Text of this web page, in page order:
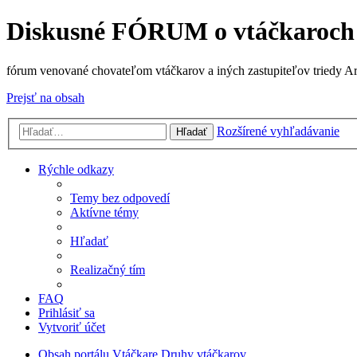
Diskusné FÓRUM o vtáčkaroch
fórum venované chovateľom vtáčkarov a iných zastupiteľov triedy
Prejsť na obsah
Hľadať Rozšírené vyhľadávanie
Rýchle odkazy
Temy bez odpovedí
Aktívne témy
Hľadať
Realizačný tím
FAQ
Prihlásiť sa
Vytvoriť účet